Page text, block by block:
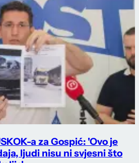
a za Gospić: 'Ovo je
ljudi nisu ni svjesni što